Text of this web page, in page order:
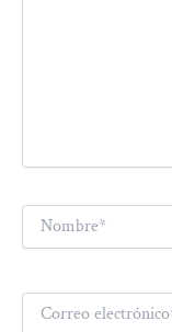
Nombre*
Correo
electrónico*